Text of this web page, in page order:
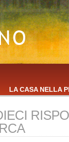
LA CASA NELLA